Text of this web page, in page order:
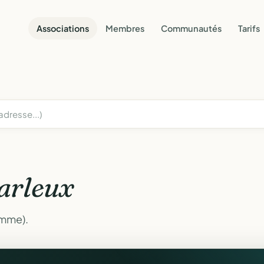
Associations Membres Communautés Tarifs